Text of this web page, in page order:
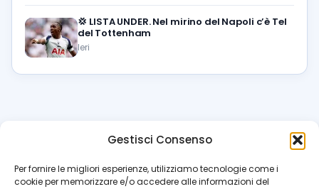
Gestisci Consenso
Per fornire le migliori esperienze, utilizziamo tecnologie come i
cookie per memorizzare e/o accedere alle informazioni del
💢 LISTA UNDER. Nel mirino del Napoli c’è Tel
del Tottenham
Ieri
azzurrissimo.it